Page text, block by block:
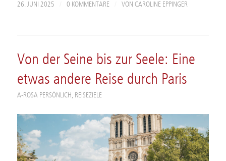
26. JUNI 2025 0 KOMMENTARE VON CAROLINE EPPINGER
Von der Seine bis zur Seele: Eine
etwas andere Reise durch Paris
A-ROSA PERSÖNLICH REISEZIELE